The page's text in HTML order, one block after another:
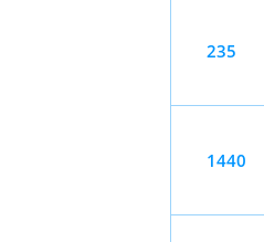
235
1440